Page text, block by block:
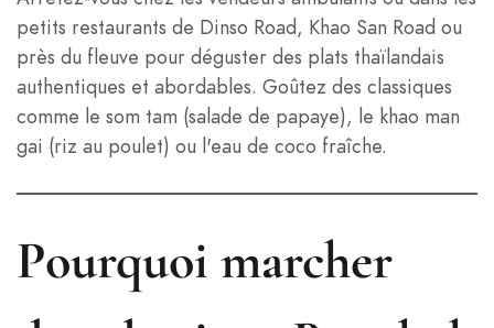
petits restaurants de Dinso Road, Khao San Road ou
près du fleuve pour déguster des plats thaïlandais
authentiques et abordables. Goûtez des classiques
comme le som tam (salade de papaye), le khao man
gai (riz au poulet) ou l'eau de coco fraîche.
Pourquoi marcher